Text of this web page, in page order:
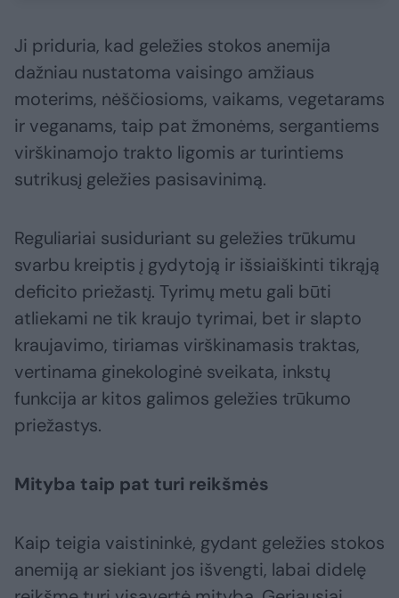
Ji priduria, kad geležies stokos anemija
dažniau nustatoma vaisingo amžiaus
moterims, nėščiosioms, vaikams, vegetarams
ir veganams, taip pat žmonėms, sergantiems
virškinamojo trakto ligomis ar turintiems
sutrikusį geležies pasisavinimą.
Reguliariai susiduriant su geležies trūkumu
svarbu kreiptis į gydytoją ir išsiaiškinti tikrąją
deficito priežastį. Tyrimų metu gali būti
atliekami ne tik kraujo tyrimai, bet ir slapto
kraujavimo, tiriamas virškinamasis traktas,
vertinama ginekologinė sveikata, inkstų
funkcija ar kitos galimos geležies trūkumo
priežastys.
Mityba taip pat turi reikšmės
Kaip teigia vaistininkė, gydant geležies stokos
anemiją ar siekiant jos išvengti, labai didelę